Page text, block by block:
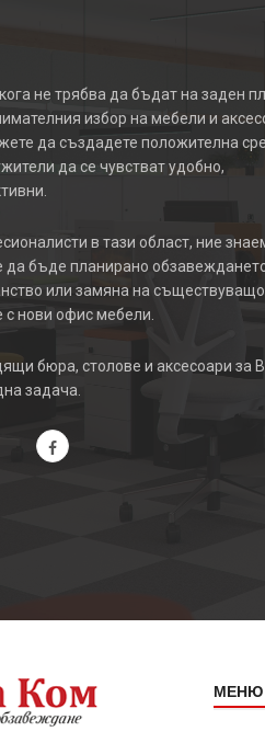
не трябва да бъдат на заден
избор на мебели и
да създадете положителна
да се чувстват удобно,
в тази област, ние
да бъде планирано
или замяна на съществуващо
нови офис мебели.
бюра, столове и аксесоари за
задача.
МЕНЮ